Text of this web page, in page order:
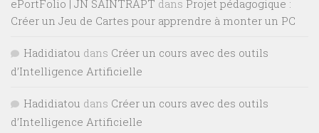
ePortFolio | JN SAINTRAPT dans Projet pédagogique :
Créer un Jeu de Cartes pour apprendre à monter un PC
Hadidiatou dans Créer un cours avec des outils
d’Intelligence Artificielle
Hadidiatou dans Créer un cours avec des outils
d’Intelligence Artificielle